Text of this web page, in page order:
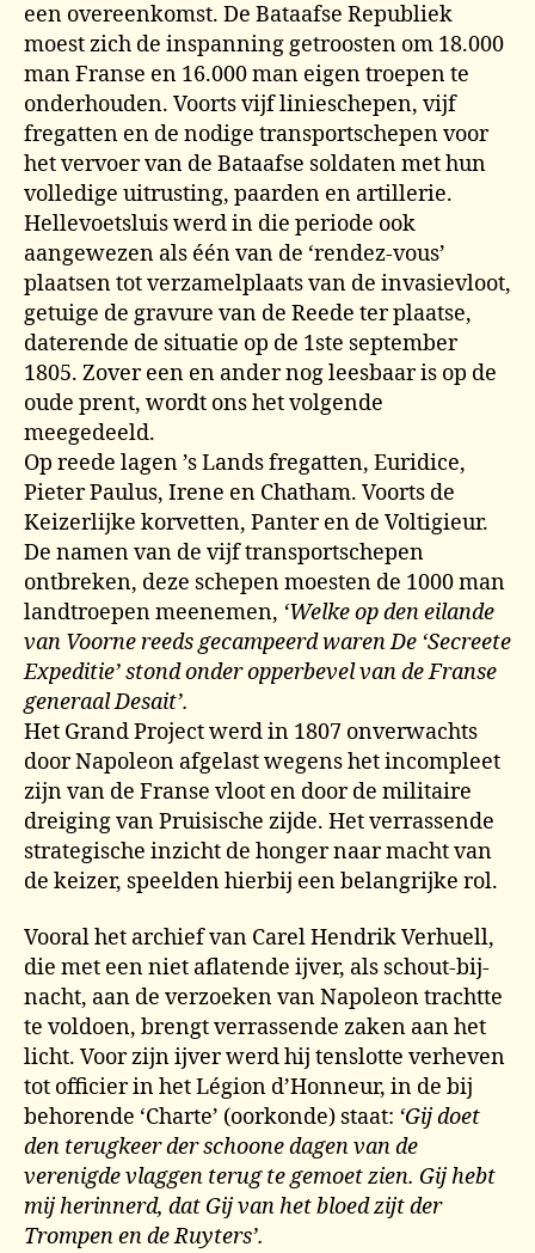
een overeenkomst. De Bataafse Republiek
moest zich de inspanning getroosten om 18.000
man Franse en 16.000 man eigen troepen te
onderhouden. Voorts vijf linieschepen, vijf
fregatten en de nodige transportschepen voor
het vervoer van de Bataafse soldaten met hun
volledige uitrusting, paarden en artillerie.
Hellevoetsluis werd in die periode ook
aangewezen als één van de ‘rendez-vous’
plaatsen tot verzamelplaats van de invasievloot,
getuige de gravure van de Reede ter plaatse,
daterende de situatie op de 1ste september
1805. Zover een en ander nog leesbaar is op de
oude prent, wordt ons het volgende
meegedeeld.
Op reede lagen ’s Lands fregatten, Euridice,
Pieter Paulus, Irene en Chatham. Voorts de
Keizerlijke korvetten, Panter en de Voltigieur.
De namen van de vijf transportschepen
ontbreken, deze schepen moesten de 1000 man
landtroepen meenemen, ‘Welke op den eilande
van Voorne reeds gecampeerd waren De ‘Secreete
Expeditie’ stond onder opperbevel van de Franse
generaal Desait’.
Het Grand Project werd in 1807 onverwachts
door Napoleon afgelast wegens het incompleet
zijn van de Franse vloot en door de militaire
dreiging van Pruisische zijde. Het verrassende
strategische inzicht de honger naar macht van
de keizer, speelden hierbij een belangrijke rol.
Vooral het archief van Carel Hendrik Verhuell,
die met een niet aflatende ijver, als schout-bij-
nacht, aan de verzoeken van Napoleon trachtte
te voldoen, brengt verrassende zaken aan het
licht. Voor zijn ijver werd hij tenslotte verheven
tot officier in het Légion d’Honneur, in de bij
behorende ‘Charte’ (oorkonde) staat: ‘Gij doet
den terugkeer der schoone dagen van de
verenigde vlaggen terug te gemoet zien. Gij hebt
mij herinnerd, dat Gij van het bloed zijt der
Trompen en de Ruyters’.